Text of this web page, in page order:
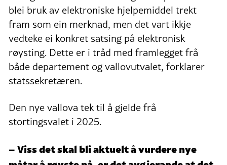
blei bruk av elektroniske hjelpemiddel trekt
fram som ein merknad, men det vart ikkje
vedteke ei konkret satsing på elektronisk
røysting. Dette er i tråd med framlegget frå
både departement og vallovutvalet, forklarer
statssekretæren.
Den nye vallova tek til å gjelde frå
stortingsvalet i 2025.
– Viss det skal bli aktuelt å vurdere nye